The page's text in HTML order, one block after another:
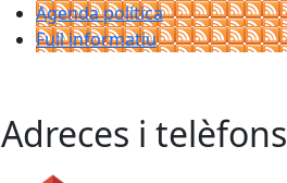
Agenda política
Full informatiu
Adreces i telèfons